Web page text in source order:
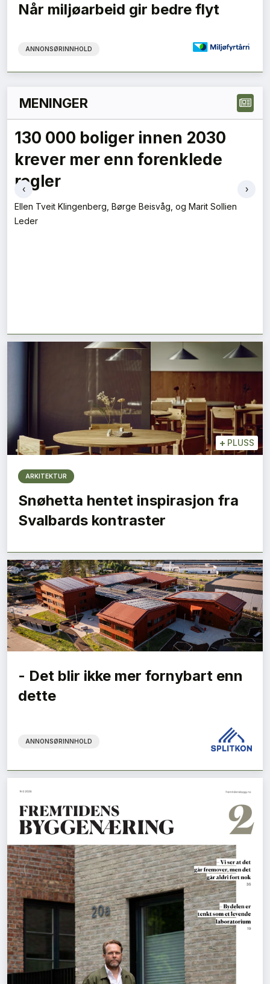
Når miljøarbeid gir bedre flyt
ANNONSØRINNHOLD
MENINGER
Karbon er karbon – også når
det lagres i bygg
Conrad Lehne Drangsland
‹ ›
+ PLUSS
ARKITEKTUR
Snøhetta hentet inspirasjon fra
Svalbards kontraster
- Det blir ikke mer fornybart enn
dette
ANNONSØRINNHOLD